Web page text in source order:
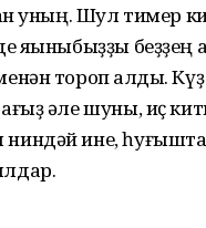
уның. Шул тимер
яҡыныбыҙҙы беҙҙең
тороп ҡалды.
әле шуны, иҫ
ниндәй ине,